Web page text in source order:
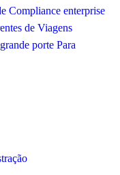
Compliance enterprise
de Viagens
porte Para